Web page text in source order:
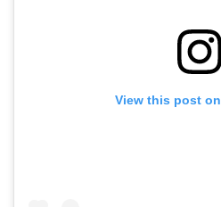
View this post